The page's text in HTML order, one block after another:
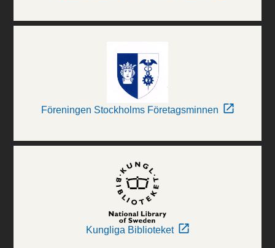
Föreningen Stockholms Företagsminnen
Kungliga Biblioteket